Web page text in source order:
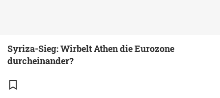
Syriza-Sieg: Wirbelt Athen die Eurozone
durcheinander?